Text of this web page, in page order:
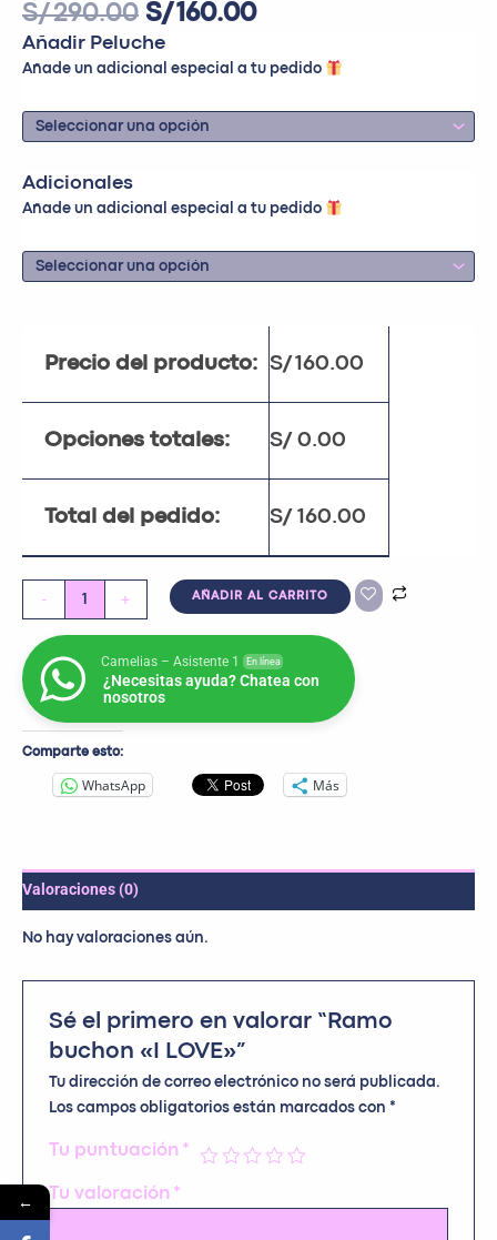
S/290.00 S/160.00
Añadir Peluche
Añade un adicional especial a tu pedido
Adicionales
Añade un adicional especial a tu pedido
Precio del producto: S/160.00
Opciones totales: S/ 0.00
Total del pedido: S/ 160.00
- + AÑADIR AL CARRITO
Camelias – Asistente 1 En línea
¿Necesitas ayuda? Chatea con
nosotros
Comparte esto:
WhatsApp Más
Valoraciones (0)
No hay valoraciones aún.
Sé el primero en valorar “Ramo
buchon «I LOVE»”
Tu dirección de correo electrónico no será publicada.
Los campos obligatorios están marcados con *
Tu puntuación *
Tu valoración *
←